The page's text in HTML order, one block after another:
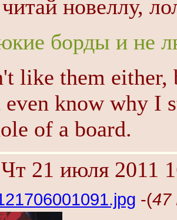
новеллу,
борды и не
like them either,
even know why I
of a board.
Чт 21 июля 2011
-(47